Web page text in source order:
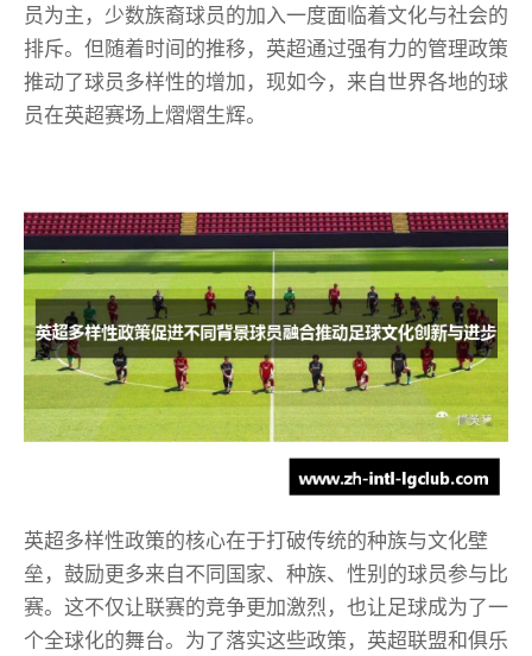
员为主，少数族裔球员的加入一度面临着文化与社会的
排斥。但随着时间的推移，英超通过强有力的管理政策
推动了球员多样性的增加，现如今，来自世界各地的球
员在英超赛场上熠熠生辉。
英超多样性政策的核心在于打破传统的种族与文化壁
垒，鼓励更多来自不同国家、种族、性别的球员参与比
赛。这不仅让联赛的竞争更加激烈，也让足球成为了一
个全球化的舞台。为了落实这些政策，英超联盟和俱乐